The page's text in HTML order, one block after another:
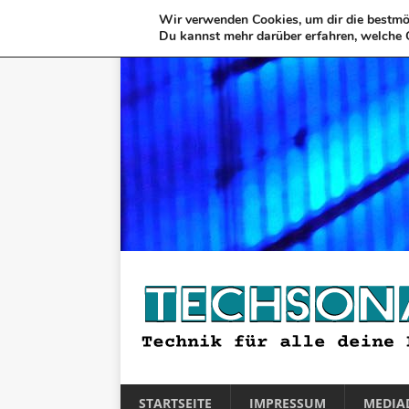
STARTSEITE IMPRESSUM
Wir verwenden Cookies, um dir die
Du kannst mehr darüber erfahren,